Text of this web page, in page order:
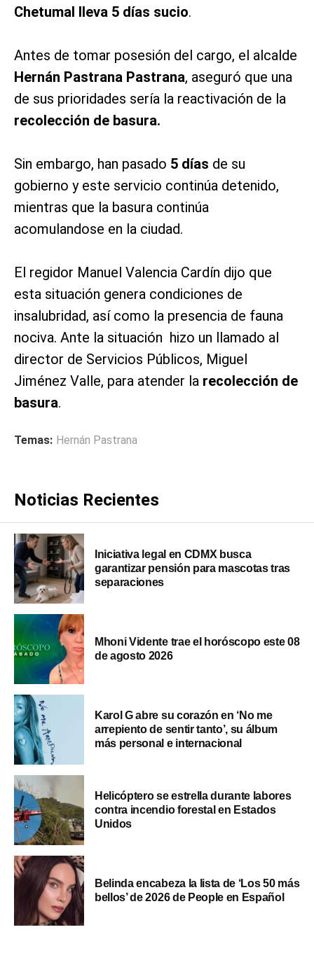
Chetumal
lleva 5 días sucio.
Antes de tomar posesión del cargo, el alcalde
Hernán Pastrana Pastrana, aseguró que una
de sus prioridades sería la reactivación de la
recolección de basura.
Sin embargo, han pasado 5 días de su
gobierno y este servicio continúa detenido,
mientras que la basura continúa
acomulandose en la ciudad.
El regidor Manuel Valencia Cardín dijo que
esta situación genera condiciones de
insalubridad, así como la presencia de fauna
nociva. Ante la situación hizo un llamado al
director de Servicios Públicos, Miguel
Jiménez Valle, para atender la recolección de
basura.
Temas: Hernán Pastrana
Noticias Recientes
Iniciativa legal en CDMX busca
garantizar pensión para mascotas tras
separaciones
Mhoni Vidente trae el horóscopo este 08
de agosto 2026
Karol G abre su corazón en ‘No me
arrepiento de sentir tanto’, su álbum
más personal e internacional
Helicóptero se estrella durante labores
contra incendio forestal en Estados
Unidos
Belinda encabeza la lista de ‘Los 50 más
bellos’ de 2026 de People en Español